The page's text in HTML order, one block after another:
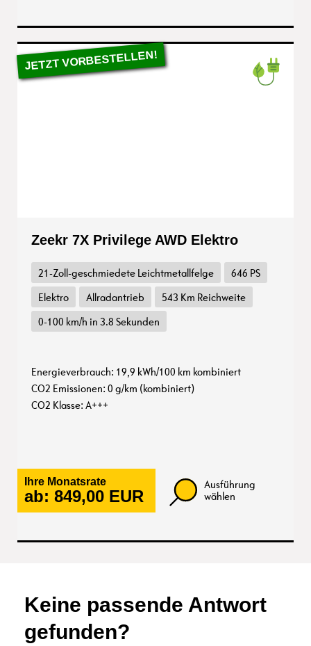
Zeekr 7X Privilege AWD Elektro
21-Zoll-geschmiedete Leichtmetallfelge
646 PS
Elektro
Allradantrieb
543 Km Reichweite
0-100 km/h in 3.8 Sekunden
Energieverbrauch: 19,9 kWh/100 km kombiniert
CO2 Emissionen: 0 g/km (kombiniert)
CO2 Klasse: A+++
Ihre Monatsrate
ab: 849,00 EUR
Ausführung
wählen
Keine passende Antwort
gefunden?